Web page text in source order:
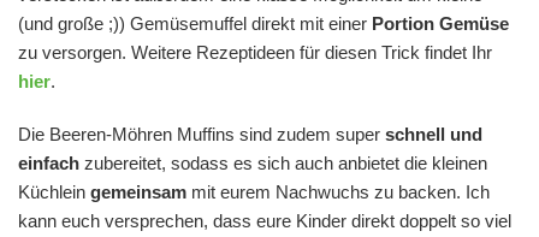
(und große ;)) Gemüsemuffel direkt mit einer Portion Gemüse
zu versorgen. Weitere Rezeptideen für diesen Trick findet Ihr
hier.
Die Beeren-Möhren Muffins sind zudem super schnell und
einfach zubereitet, sodass es sich auch anbietet die kleinen
Küchlein gemeinsam mit eurem Nachwuchs zu backen. Ich
kann euch versprechen, dass eure Kinder direkt doppelt so viel